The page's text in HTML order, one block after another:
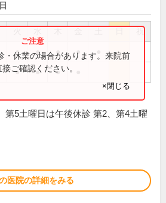
祝
● ● ● ●
● ● ●
・休業の場合があります。来院前
ご確認ください。
×閉じる
第5土曜日は午後休診 第2、第4土曜
医院の詳細をみる